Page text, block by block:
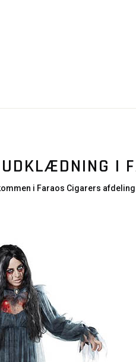
UDKLÆDNING I
i Faraos Cigarers